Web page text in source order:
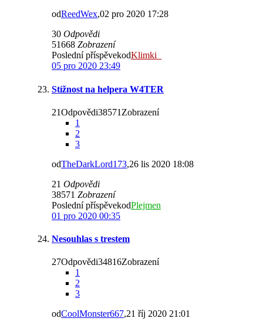
odReedWex,02 pro 2020 17:28
30 Odpovědi
51668 Zobrazení
Poslední příspěvekodKlimki_
05 pro 2020 23:49
Stížnost na helpera W4TER
21Odpovědi38571Zobrazení
1
2
3
odTheDarkLord173,26 lis 2020 18:08
21 Odpovědi
38571 Zobrazení
Poslední příspěvekodPlejmen
01 pro 2020 00:35
Nesouhlas s trestem
27Odpovědi34816Zobrazení
1
2
3
odCoolMonster667,21 říj 2020 21:01